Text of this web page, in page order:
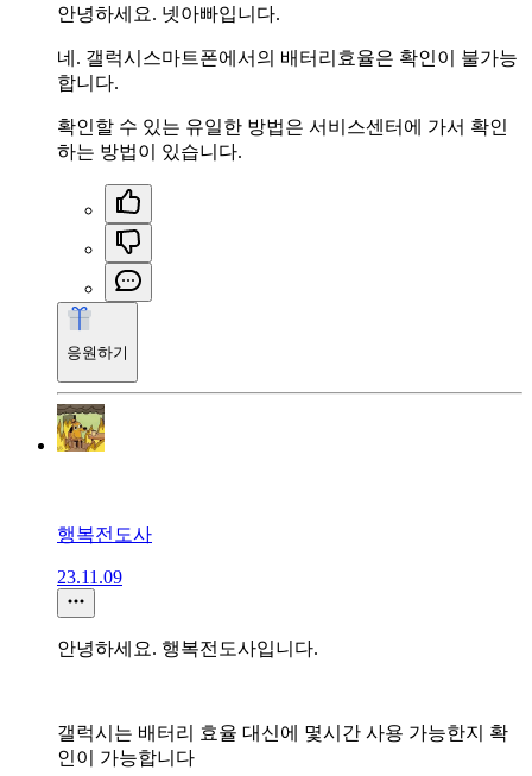
안녕하세요. 넷아빠입니다.
네. 갤럭시스마트폰에서의 배터리효율은 확인이 불가능
합니다.
확인할 수 있는 유일한 방법은 서비스센터에 가서 확인
하는 방법이 있습니다.
응원하기
행복전도사
23.11.09
안녕하세요. 행복전도사입니다.
갤럭시는 배터리 효율 대신에 몇시간 사용 가능한지 확
인이 가능합니다